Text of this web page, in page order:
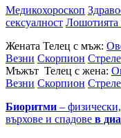
Медикохороскоп
сексуалност Лошотията
Жената Телец с мъж:
Везни Скорпион
Мъжът Телец с жена:
Везни Скорпион
Биоритми –
върхове и спадове в